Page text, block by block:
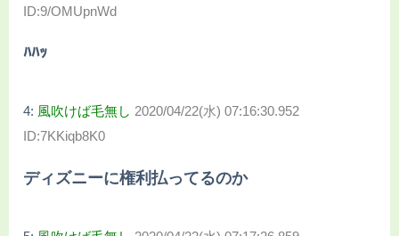
ID:9/OMUpnWd
ﾊﾊｯ
4: 風吹けば毛無し 2020/04/22(水) 07:16:30.952
ID:7KKiqb8K0
ディズニーに権利払ってるのか